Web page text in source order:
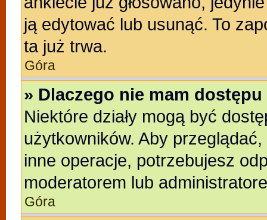
ją edytować lub usunąć. To
ta już trwa.
Góra
» Dlaczego nie mam dostępu
Niektóre działy mogą być
użytkowników. Aby
inne operacje, potrzebujesz
moderatorem lub
Góra